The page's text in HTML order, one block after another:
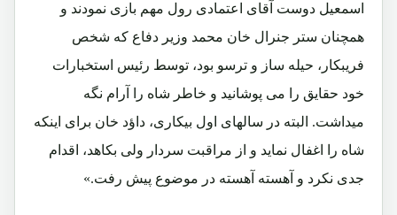
اسمعیل دوست آقای اعتمادی رول مهم بازی نمودند و
همچنان ستر جنرال خان محمد وزیر دفاع که شخص
فریبکار، حیله ساز و ترسو بود، توسط رئیس استخبارات
خود حقایق را می پوشانید و خاطر شاه را آرام نگه
میداشت. البته در سالهای اول بیکاری، داؤد خان برای اینکه
شاه را اغفال نماید و از مراقبت سردار ولی بکاهد، اقدام
جدی نکرد و آهسته آهسته در موضوع پیش رفت.»